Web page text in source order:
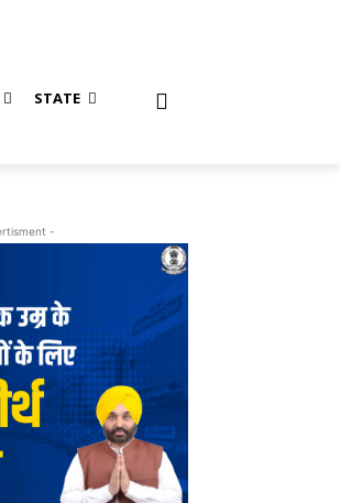
STATE
-